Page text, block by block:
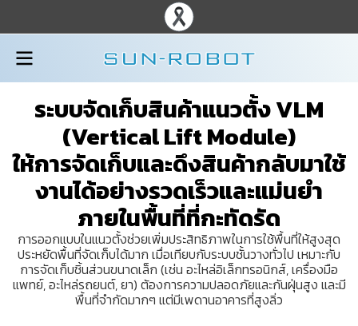
ระบบจัดเก็บสินค้าแนวตั้ง VLM
(Vertical Lift Module)
ให้การจัดเก็บและดึงสินค้ากลับมาใช้
งานได้อย่างรวดเร็วและแม่นยำ
ภายในพื้นที่ที่กะทัดรัด
การออกแบบในแนวตั้งช่วยเพิ่มประสิทธิภาพในการใช้พื้นที่ให้สูงสุด
ประหยัดพื้นที่จัดเก็บได้มาก เมื่อเทียบกับระบบชั้นวางทั่วไป เหมาะกับ
การจัดเก็บชิ้นส่วนขนาดเล็ก (เช่น อะไหล่อิเล็กทรอนิกส์, เครื่องมือ
แพทย์, อะไหล่รถยนต์, ยา) ต้องการความปลอดภัยและกันฝุ่นสูง และมี
พื้นที่จำกัดมากๆ แต่มีเพดานอาคารที่สูงลิ่ว